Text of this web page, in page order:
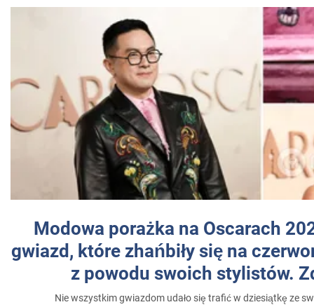
Modowa porażka na Oscarach
gwiazd, które zhańbiły się na
z powodu swoich stylistów.
Nie wszystkim gwiazdom udało się trafić w dziesiątkę ze